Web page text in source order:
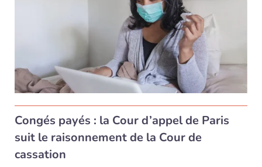
Congés payés : la Cour d’appel de Paris
suit le raisonnement de la Cour de
cassation